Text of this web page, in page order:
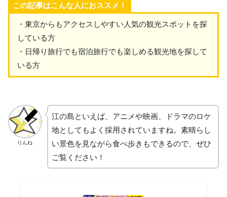
この記事はこんな人におススメ！
・東京からもアクセスしやすい人気の観光スポットを探
している方
・日帰り旅行でも宿泊旅行でも楽しめる観光地を探して
いる方
りんね
江の島といえば、アニメや映画、ドラマのロケ
地としてもよく採用されていますね。素晴らし
い景色を見ながら食べ歩きもできるので、ぜひ
ご覧ください！